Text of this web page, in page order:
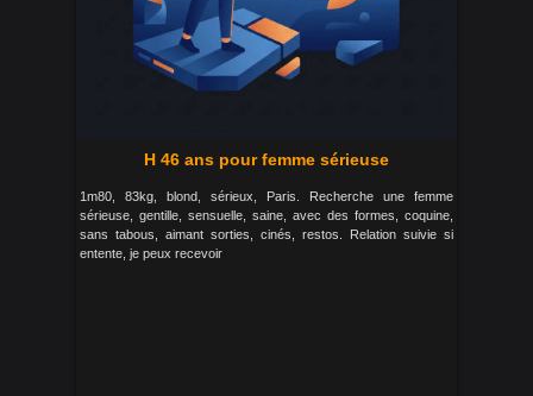
H 46 ans pour femme sérieuse
1m80, 83kg, blond, sérieux, Paris. Recherche une femme
sérieuse, gentille, sensuelle, saine, avec des formes, coquine,
sans tabous, aimant sorties, cinés, restos. Relation suivie si
entente, je peux recevoir